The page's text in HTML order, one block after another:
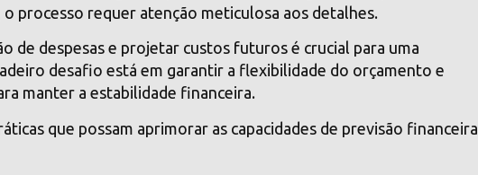
processo requer atenção meticulosa aos detalhes.
de despesas e projetar custos futuros é crucial para uma
desafio está em garantir a flexibilidade do orçamento e
manter a estabilidade financeira.
que possam aprimorar as capacidades de previsão financeira